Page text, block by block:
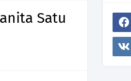
Satu